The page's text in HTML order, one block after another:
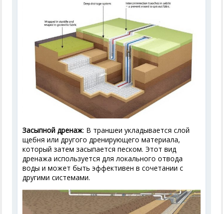
Засыпной дренаж: В траншеи укладывается слой
щебня или другого дренирующего материала,
который затем засыпается песком. Этот вид
дренажа используется для локального отвода
воды и может быть эффективен в сочетании с
другими системами.